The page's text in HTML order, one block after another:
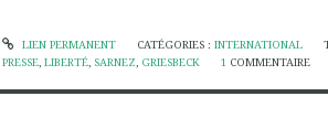
LIEN PERMANENT CATÉGORIES : INTERNATIONAL
PRESSE, LIBERTÉ, SARNEZ, GRIESBECK 1 COMMENTAIRE